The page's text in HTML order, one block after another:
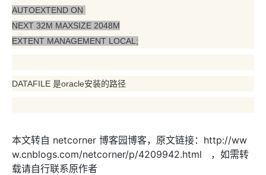
AUTOEXTEND ON
NEXT 32M MAXSIZE 2048M
EXTENT MANAGEMENT LOCAL;
DATAFILE 是oracle安装的路径
本文转自 netcorner 博客园博客，原文链接：http://ww
w.cnblogs.com/netcorner/p/4209942.html ，如需转
载请自行联系原作者